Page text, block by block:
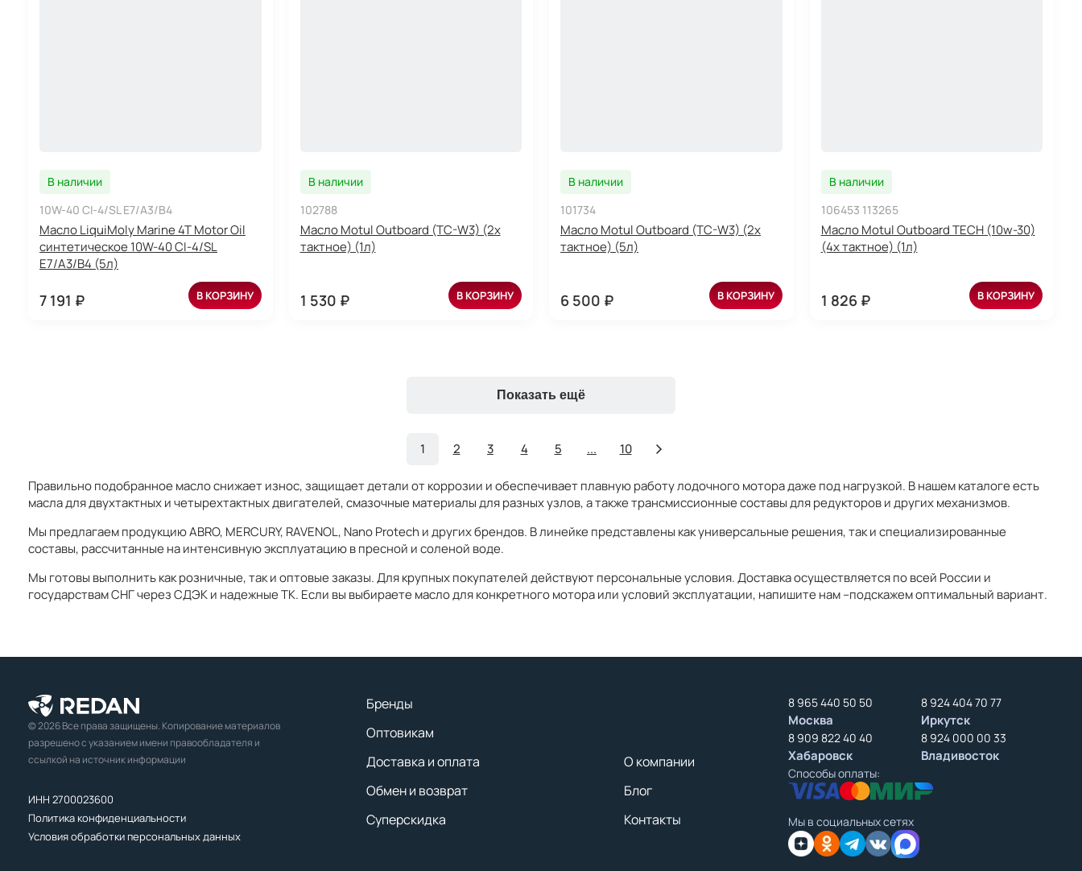
В наличии
10W-40 CI-4/SL E7/A3/B4
Масло LiquiMoly Marine 4T Motor Oil
синтетическое 10W-40 CI-4/SL
E7/A3/B4 (5л)
7 191 ₽ В КОРЗИНУ
В наличии
102788
Масло Motul Outboard (TC-W3) (2х
тактное) (1л)
1 530 ₽ В КОРЗИНУ
В наличии
101734
Масло Motul Outboard (TC-W3) (2х
тактное) (5л)
6 500 ₽ В КОРЗИНУ
В наличии
106453 113265
Масло Motul Outboard TECH (10w-30)
(4х тактное) (1л)
1 826 ₽ В КОРЗИНУ
Показать ещё
1 2 3 4 5 ... 10
Правильно подобранное масло снижает износ, защищает детали от коррозии и обеспечивает плавную работу лодочного мотора даже под нагрузкой. В нашем каталоге есть
масла для двухтактных и четырехтактных двигателей, смазочные материалы для разных узлов, а также трансмиссионные составы для редукторов и других механизмов.
Мы предлагаем продукцию ABRO, MERCURY, RAVENOL, Nano Protech и других брендов. В линейке представлены как универсальные решения, так и специализированные
составы, рассчитанные на интенсивную эксплуатацию в пресной и соленой воде.
Мы готовы выполнить как розничные, так и оптовые заказы. Для крупных покупателей действуют персональные условия. Доставка осуществляется по всей России и
государствам СНГ через СДЭК и надежные ТК. Если вы выбираете масло для конкретного мотора или условий эксплуатации, напишите нам –подскажем оптимальный вариант.
© 2026 Все права защищены. Копирование материалов
разрешено с указанием имени правообладателя и
ссылкой на источник информации
ИНН 2700023600
Политика конфиденциальности
Условия обработки персональных данных
Оптовикам
Доставка и оплата
Обмен и возврат
Суперскидка
О компании
Блог
Контакты
Бренды 8 965 440 50 50
Москва
8 924 404 70 77
Иркутск
8 909 822 40 40
Хабаровск
8 924 000 00 33
Владивосток
Способы оплаты:
Мы в социальных сетях